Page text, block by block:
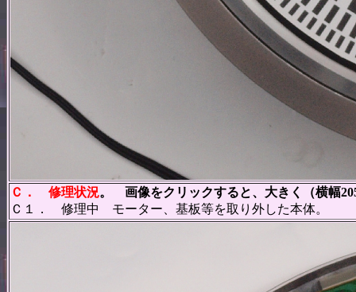
Ｃ． 修理状況。 画像をクリックすると、大きく（横幅
Ｃ１． 修理中 モーター、基板等を取り外した本体。